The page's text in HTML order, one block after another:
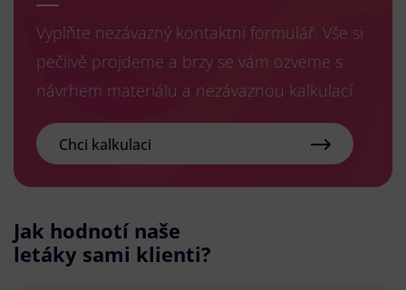
Vyplňte nezávazný kontaktní formulář. Vše si
pečlivě projdeme a brzy se vám ozveme s
návrhem materiálu a nezávaznou kalkulací.
Chci kalkulaci
Jak hodnotí naše
letáky sami klienti?